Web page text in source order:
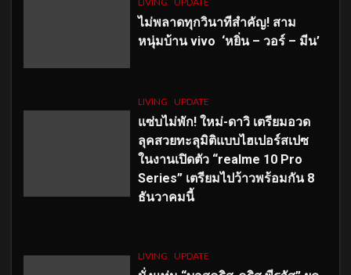
ไม่พลาดทุกวินาทีสำคัญ! สาม
หนุ่มบ้าน vivo ‘หยิ่น – วอร์ – มีน’
LIVING UPDATE
แซ่บไม่พัก! ใหม่-ดาวิ เตรียมอวด
ลุคสวยทะลุมิติแบบไฮเปอร์สเปซ
ในงานเปิดตัว “realme 10 Pro
Series” เตรียมไปว้าวพร้อมกัน 8
ธันวาคมนี้
LIVING UPDATE